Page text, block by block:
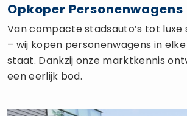
Opkoper Personenwagens
Van compacte stadsauto’s tot luxe
– wij kopen personenwagens in
staat. Dankzij onze marktkennis
een eerlijk bod.